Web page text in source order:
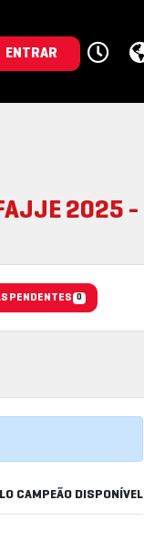
ENTRAR
2025 -
PENDENTES 0
CAMPEÃO DISPONÍVEL